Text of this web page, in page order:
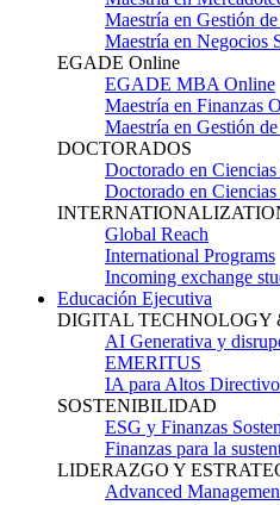
Maestría en Gestión
Maestría en Negocios
EGADE Online
EGADE MBA Online
Maestría en Finanzas
Maestría en Gestión
DOCTORADOS
Doctorado en
Doctorado en
Global Reach
International Programs
Incoming exchange
Educación Ejecutiva
DIGITAL TECHNOLOGY
AI Generativa y
EMERITUS
IA para Altos
SOSTENIBILIDAD
ESG y Finanzas
Finanzas para la
LIDERAZGO Y
Advanced